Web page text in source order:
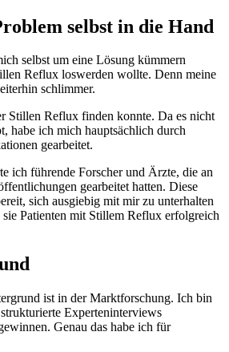
selbst in die Hand
selbst um eine Lösung kümmern
Reflux loswerden wollte. Denn meine
schlimmer.
Stillen Reflux finden konnte. Da es nicht
habe ich mich hauptsächlich durch
gearbeitet.
ich führende Forscher und Ärzte, die an
gearbeitet hatten. Diese
sich ausgiebig mit mir zu unterhalten
Patienten mit Stillem Reflux erfolgreich
ist in der Marktforschung. Ich bin
Experteninterviews
Genau das habe ich für